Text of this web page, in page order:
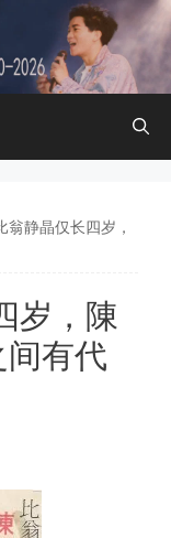
翁静晶仅长四岁，
岁，陳
有代